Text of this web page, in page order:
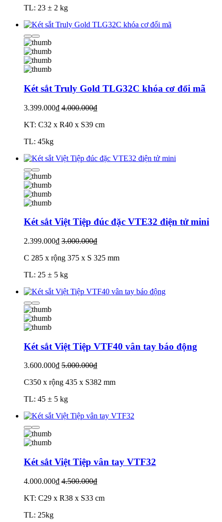
TL: 23 ± 2 kg
Két sắt Truly Gold TLG32C khóa cơ đổi mã
3.399.000₫ 4.000.000₫
KT: C32 x R40 x S39 cm
TL: 45kg
Két sắt Việt Tiệp đúc đặc VTE32 điện tử mini
2.399.000₫ 3.000.000₫
C 285 x rộng 375 x S 325 mm
TL: 25 ± 5 kg
Két sắt Việt Tiệp VTF40 vân tay báo động
3.600.000₫ 5.000.000₫
C350 x rộng 435 x S382 mm
TL: 45 ± 5 kg
Két sắt Việt Tiệp vân tay VTF32
4.000.000₫ 4.500.000₫
KT: C29 x R38 x S33 cm
TL: 25kg